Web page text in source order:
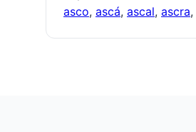
asco, ascá, ascal, ascra,